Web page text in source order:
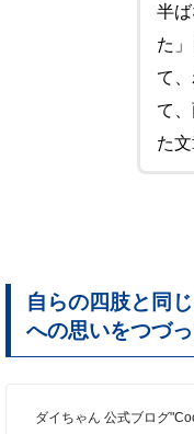
半
た
て
て
た
自らの四肢と同
への思いをつづ
ダイちゃん 公式ブログ